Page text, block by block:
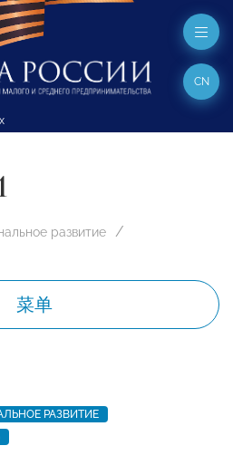
CN
развитие
菜单
РАЗВИТИЕ